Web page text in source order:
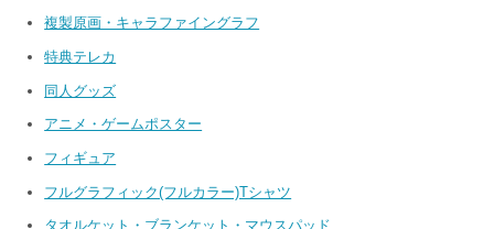
複製原画・キャラファイングラフ
特典テレカ
同人グッズ
アニメ・ゲームポスター
フィギュア
フルグラフィック(フルカラー)Tシャツ
タオルケット・ブランケット・マウスパッド